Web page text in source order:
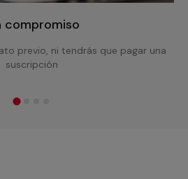
compromiso
previo, ni tendrás que pagar una
suscripción